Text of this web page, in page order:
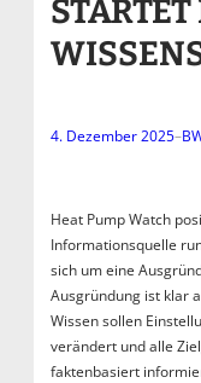
4. Dezember 2025–
Heat Pump Watch
Informationsquelle
sich um eine
Ausgründung ist klar
Wissen sollen
verändert und alle
faktenbasiert